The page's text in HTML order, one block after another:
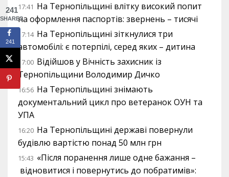
17:41 На Тернопільщині влітку високий попит
на оформлення паспортів: звернень – тисячі
17:14 На Тернопільщині зіткнулися три
автомобілі: є потерпілі, серед яких – дитина
17:00 Відійшов у Вічність захисник із
Тернопільщини Володимир Дичко
16:56 На Тернопільщині знімають
документальний цикл про ветеранок ОУН та
УПА
16:20 На Тернопільщині державі повернули
будівлю вартістю понад 50 млн грн
15:43 «Після поранення лише одне бажання –
відновитися і повернутись до побратимів»:
241
SHARES
241